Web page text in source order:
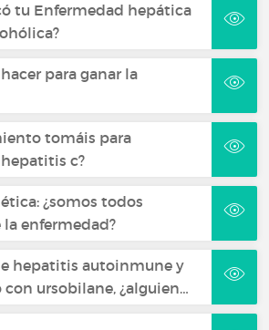
tu Enfermedad hepática
para ganar la
tomáis para
c?
¿somos todos
enfermedad?
hepatitis autoinmune y
ursobilane, ¿alguien…